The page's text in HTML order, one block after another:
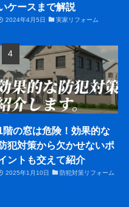
ケースまで解説
2024年4月5日 実家リフォーム
階の窓は危険！効果的な
犯対策から欠かせないポ
ントも交えて紹介
2025年1月10日 防犯対策リフォーム